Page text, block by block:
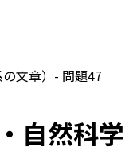
文章）- 問題47
自然科学